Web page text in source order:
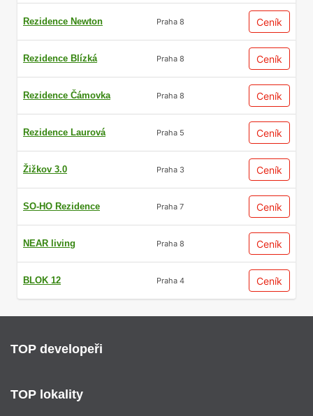
Rezidence Newton Praha 8 Ceník
Rezidence Blízká Praha 8 Ceník
Rezidence Čámovka Praha 8 Ceník
Rezidence Laurová Praha 5 Ceník
Žižkov 3.0 Praha 3 Ceník
SO-HO Rezidence Praha 7 Ceník
NEAR living Praha 8 Ceník
BLOK 12 Praha 4 Ceník
TOP developeři
TOP lokality